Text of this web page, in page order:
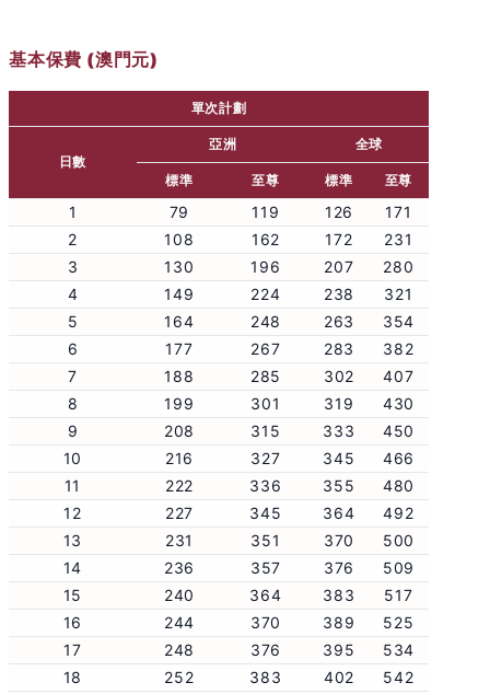
基本保費 (澳門元)
單次計劃
日數
亞洲 全球
標準 至尊 標準 至尊
1 79 119 126
171
2
108 162 172
231
3
130 196 207
280
4
149 224 238
321
5
164 248 263
354
6
177 267 283
382
7
188 285 302
407
8
199 301 319
430
9
208 315 333
450
10
216 327 345
466
11
222 336 355
480
12
227 345 364
492
13
231 351 370
500
14
236 357 376
509
15
240 364 383
517
16
244 370 389
525
17
248 376 395
534
18
252 383 402 542